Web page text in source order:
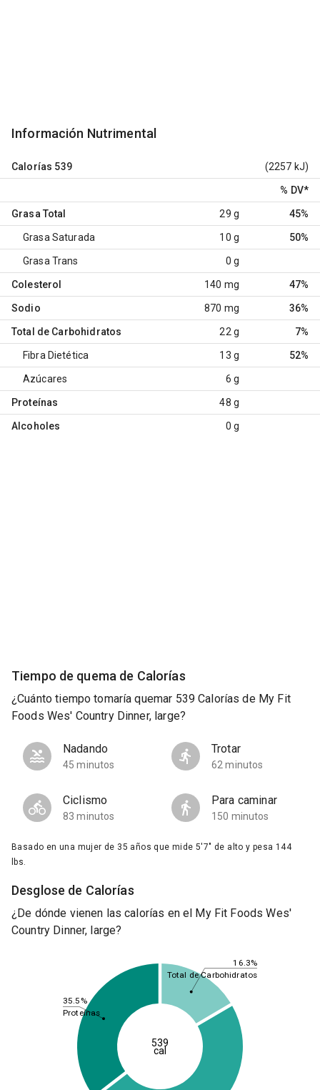
Información Nutrimental
Calorías 539 (2257 kJ)
% DV*
Grasa Total 29 g 45%
Grasa Saturada 10 g 50%
Grasa Trans 0 g
Colesterol 140 mg 47%
Sodio 870 mg 36%
Total de Carbohidratos 22 g 7%
Fibra Dietética 13 g 52%
Azúcares 6 g
Proteínas 48 g
Alcoholes 0 g
Tiempo de quema de Calorías
¿Cuánto tiempo tomaría quemar 539 Calorías de My Fit
Foods Wes' Country Dinner, large?
Nadando
45 minutos
Trotar
62 minutos
Ciclismo
83 minutos
Para caminar
150 minutos
Basado en una mujer de 35 años que mide 5'7" de alto y pesa 144
lbs.
Desglose de Calorías
¿De dónde vienen las calorías en el My Fit Foods Wes'
Country Dinner, large?
16.3%
35.5%
Total de Carbohidratos
Proteínas
539
cal